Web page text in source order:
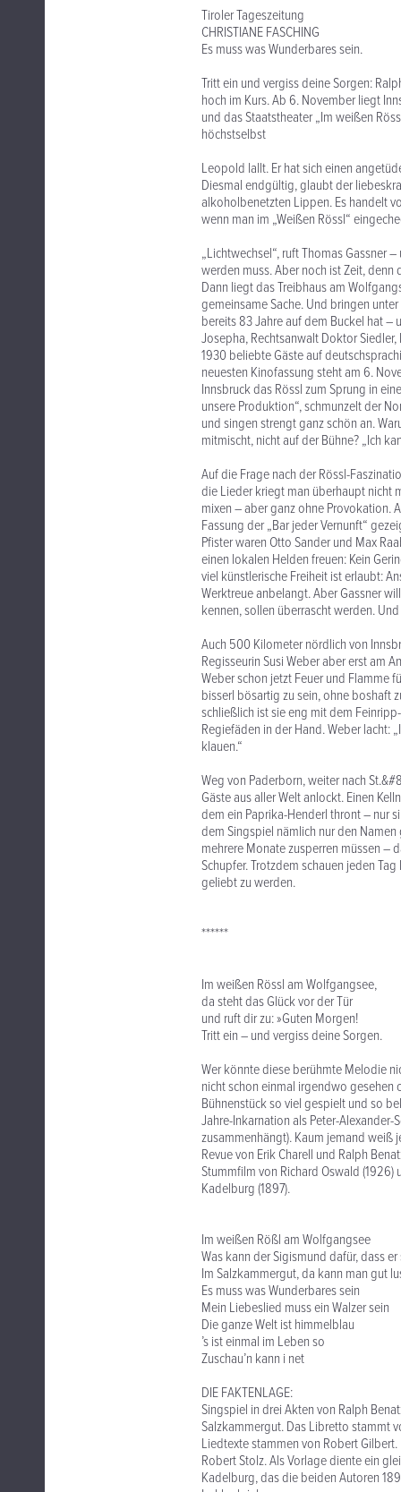
Tiroler Tageszeitung
CHRISTIANE FASCHING
Es muss was Wunderbares sein.
Tritt ein und vergiss deine Sorgen:
hoch im Kurs. Ab 6. November liegt
und das Staatstheater „Im weißen
höchstselbst
Leopold lallt. Er hat sich einen
Diesmal endgültig, glaubt der
alkoholbenetzten Lippen. Es handelt
wenn man im „Weißen Rössl“
„Lichtwechsel“, ruft Thomas Gassner
werden muss. Aber noch ist Zeit, denn
Dann liegt das Treibhaus am
gemeinsame Sache. Und bringen
bereits 83 Jahre auf dem Buckel hat
Josepha, Rechtsanwalt Doktor
1930 beliebte Gäste auf
neuesten Kinofassung steht am 6.
Innsbruck das Rössl zum Sprung in
unsere Produktion“, schmunzelt der
und singen strengt ganz schön an.
mitmischt, nicht auf der Bühne? „Ich
Auf die Frage nach der Rössl-
die Lieder kriegt man überhaupt nicht
mixen – aber ganz ohne Provokation.
Fassung der „Bar jeder Vernunft“
Pfister waren Otto Sander und Max
einen lokalen Helden freuen: Kein
viel künstlerische Freiheit ist erlaubt:
Werktreue anbelangt. Aber Gassner
kennen, sollen überrascht werden.
Auch 500 Kilometer nördlich von
Regisseurin Susi Weber aber erst am
Weber schon jetzt Feuer und Flamme
bisserl bösartig zu sein, ohne boshaft
schließlich ist sie eng mit dem
Regiefäden in der Hand. Weber lacht:
klauen.“
Weg von Paderborn, weiter nach
Gäste aus aller Welt anlockt. Einen
dem ein Paprika-Henderl thront – nur
dem Singspiel nämlich nur den
mehrere Monate zusperren müssen –
Schupfer. Trotzdem schauen jeden
geliebt zu werden.
******
Im weißen Rössl am Wolfgangsee,
da steht das Glück vor der Tür
und ruft dir zu: »Guten Morgen!
Tritt ein – und vergiss deine Sorgen.
Wer könnte diese berühmte Melodie
nicht schon einmal irgendwo gesehen
Bühnenstück so viel gespielt und so
Jahre-Inkarnation als Peter-
zusammenhängt). Kaum jemand weiß
Revue von Erik Charell und Ralph
Stummfilm von Richard Oswald
Kadelburg (1897).
Im weißen Rößl am Wolfgangsee
Was kann der Sigismund dafür, dass
Im Salzkammergut, da kann man gut
Es muss was Wunderbares sein
Mein Liebeslied muss ein Walzer sein
Die ganze Welt ist himmelblau
’s ist einmal im Leben so
Zuschau’n kann i net
DIE FAKTENLAGE:
Singspiel in drei Akten von Ralph
Salzkammergut. Das Libretto stammt
Liedtexte stammen von Robert
Robert Stolz. Als Vorlage diente ein
Kadelburg, das die beiden Autoren